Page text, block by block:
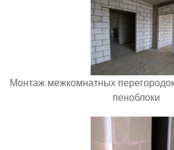
Монтаж межкомнатных
пеноблоки